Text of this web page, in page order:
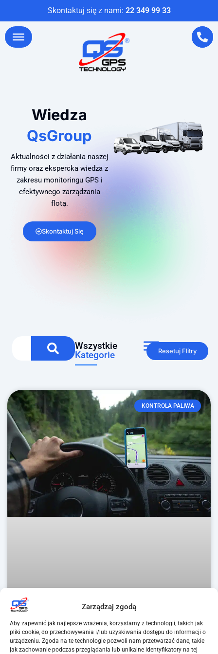
Zarządzaj zgodą
Aby zapewnić jak najlepsze wrażenia, korzystamy z technologii, takich jak
pliki cookie, do przechowywania i/lub uzyskiwania dostępu do informacji o
urządzeniu. Zgoda na te technologie pozwoli nam przetwarzać dane, takie
jak zachowanie podczas przeglądania lub unikalne identyfikatory na tej
Skontaktuj się z nami: 22 349 99 33
Wiedza
QsGroup
Aktualności z działania naszej
firmy oraz ekspercka wiedza z
zakresu monitoringu GPS i
efektywnego zarządzania
flotą.
Skontaktuj Się
KONTROLA PALIWA
Czy monitoring GPS pomaga kontrolować
Wszystkie
Kategorie
Resetuj Flitry